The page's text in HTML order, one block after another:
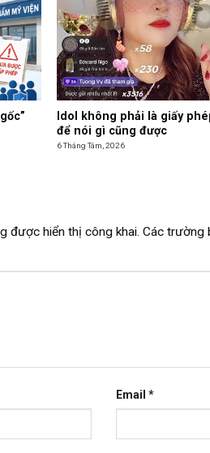
Idol không phải là giấy
để nói gì cũng được
6 Tháng Tám, 2026
được hiển thị công khai. Các trường
Email *